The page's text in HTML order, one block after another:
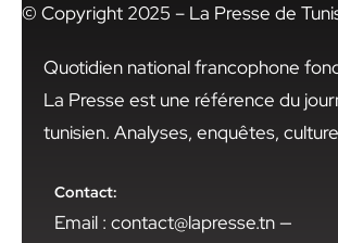
© Copyright 2025 – La Presse de
Quotidien national francophone
La Presse est une référence du
tunisien. Analyses, enquêtes,
Contact:
Email : contact@lapresse.tn —